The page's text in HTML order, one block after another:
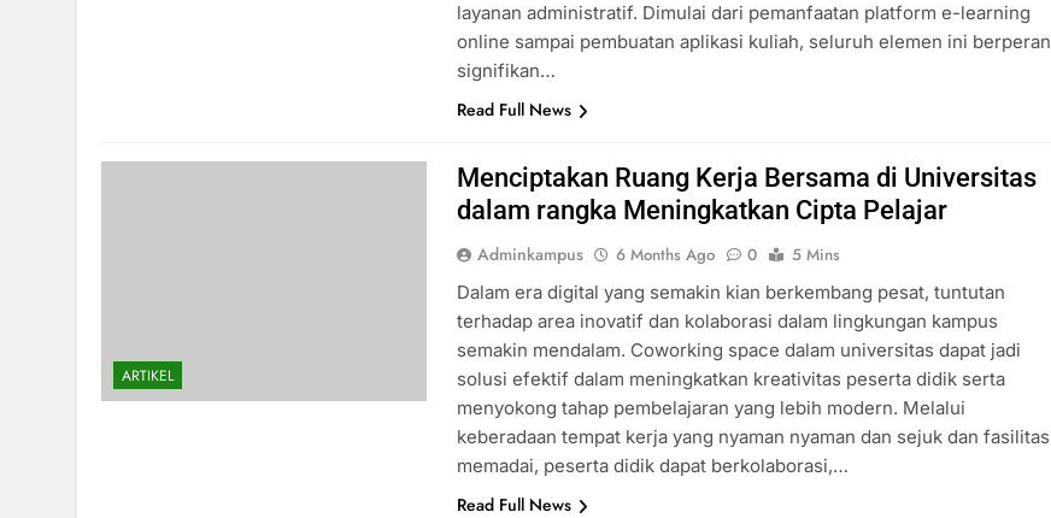
layanan administratif. Dimulai dari pemanfaatan platform e-learning
online sampai pembuatan aplikasi kuliah, seluruh elemen ini berperan
signifikan…
Read Full News
ARTIKEL
Menciptakan Ruang Kerja Bersama di Universitas
dalam rangka Meningkatkan Cipta Pelajar
Adminkampus 6 Months Ago 0
5 Mins
Dalam era digital yang semakin kian berkembang pesat, tuntutan
terhadap area inovatif dan kolaborasi dalam lingkungan kampus
semakin mendalam. Coworking space dalam universitas dapat jadi
solusi efektif dalam meningkatkan kreativitas peserta didik serta
menyokong tahap pembelajaran yang lebih modern. Melalui
keberadaan tempat kerja yang nyaman nyaman dan sejuk dan fasilitas
memadai, peserta didik dapat berkolaborasi,…
Read Full News